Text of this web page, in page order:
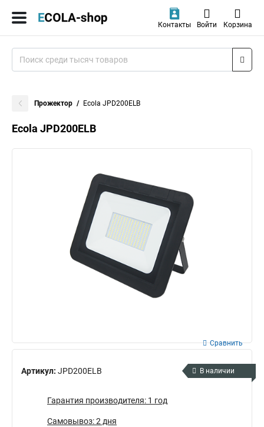
Контакты Войти Корзина
Прожектор Ecola JPD200ELB
Ecola JPD200ELB
Артикул: JPD200ELB
Сравнить
В наличии
Гарантия производителя: 1 год
Самовывоз: 2 дня